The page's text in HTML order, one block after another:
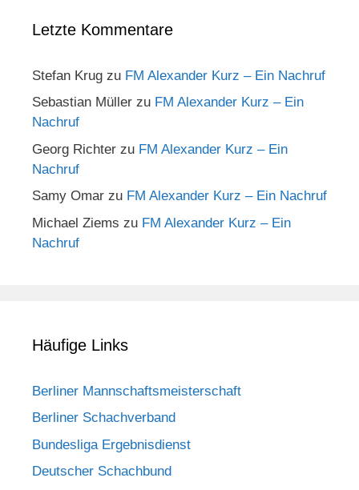
Letzte Kommentare
Stefan Krug zu FM Alexander Kurz – Ein Nachruf
Sebastian Müller zu FM Alexander Kurz – Ein
Nachruf
Georg Richter zu FM Alexander Kurz – Ein
Nachruf
Samy Omar zu FM Alexander Kurz – Ein Nachruf
Michael Ziems zu FM Alexander Kurz – Ein
Nachruf
Häufige Links
Berliner Mannschaftsmeisterschaft
Berliner Schachverband
Bundesliga Ergebnisdienst
Deutscher Schachbund